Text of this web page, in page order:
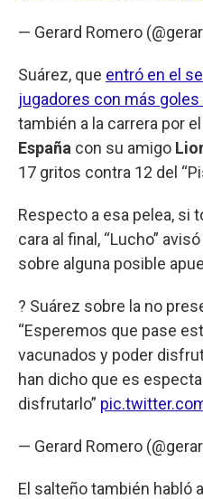
— Gerard Romero
Suárez, que entró en el
jugadores con más goles
también a la carrera por
España con su amigo
17 gritos contra 12 del
Respecto a esa pelea, si
cara al final, “Lucho”
sobre alguna posible
? Suárez sobre la no
“Esperemos que pase
vacunados y poder
han dicho que es
disfrutarlo”
— Gerard Romero
El salteño también habló